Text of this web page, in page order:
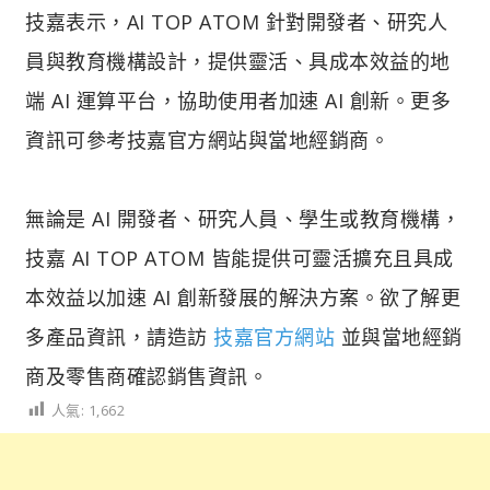
技嘉表示，AI TOP ATOM 針對開發者、研究人
員與教育機構設計，提供靈活、具成本效益的地
端 AI 運算平台，協助使用者加速 AI 創新。更多
資訊可參考技嘉官方網站與當地經銷商。
無論是 AI 開發者、研究人員、學生或教育機構，
技嘉 AI TOP ATOM 皆能提供可靈活擴充且具成
本效益以加速 AI 創新發展的解決方案。欲了解更
多產品資訊，請造訪 技嘉官方網站 並與當地經銷
商及零售商確認銷售資訊。
人氣: 1,662